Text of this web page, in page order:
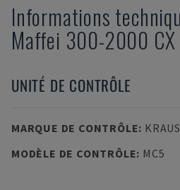
Informations
Maffei 300-2000 CX
UNITÉ DE CONTRÔLE
MARQUE DE CONTRÔLE:
MODÈLE DE CONTRÔLE: MC5